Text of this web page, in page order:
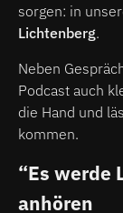
sorgen: in
Lichtenberg.
Neben
Podcast auch
die Hand und
kommen.
“Es werde
anhören